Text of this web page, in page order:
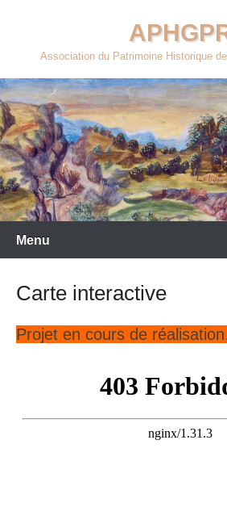
contenuAssociation du Patrimoine Historique
Menu
Carte interactive
Projet en cours de